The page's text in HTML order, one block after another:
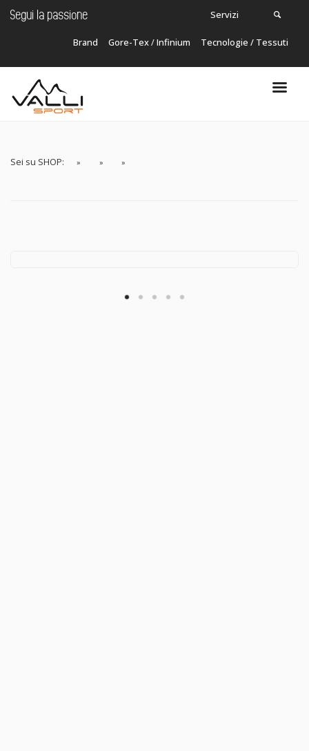
Segui la passione
Brand Gore-Tex/Infinium Tecnologie / Tessuti
Servizi
Carrello
Sei su SHOP: